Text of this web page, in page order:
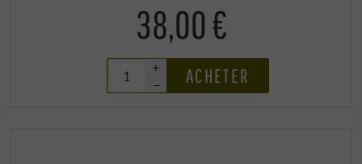
38,00 €
+
–
ACHETER